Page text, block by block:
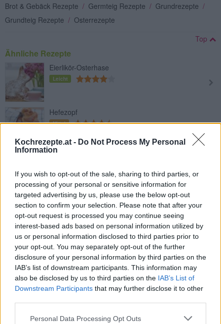
Kochrezepte.at - Do Not Process My Personal
Information
If you wish to opt-out of the sale, sharing to third parties, or
processing of your personal or sensitive information for
targeted advertising by us, please use the below opt-out
section to confirm your selection. Please note that after your
opt-out request is processed you may continue seeing
interest-based ads based on personal information utilized by
us or personal information disclosed to third parties prior to
your opt-out. You may separately opt-out of the further
disclosure of your personal information by third parties on the
IAB’s list of downstream participants. This information may
also be disclosed by us to third parties on the IAB’s List of
Downstream Participants that may further disclose it to other
Personal Data Processing Opt Outs
Brot & Gebäck Rezepte / Germteig Rezepte / Grundrezepte /
Grundteig Rezepte / Osterrezepte
Top
Ähnliche Rezepte
Eierlikör-Osterhase
Leicht
Hefezopf
Mittel
Osterwippen
Leicht
Osterstriezel
Mittel
Osterfleisch richtig kochen
Leicht